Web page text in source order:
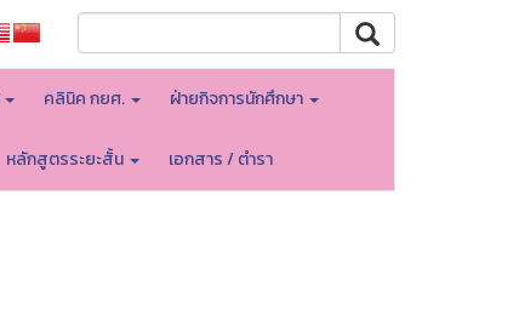
คลินิค กยศ. ฝ่ายกิจการนักศึกษา
หลักสูตรระยะสั้น เอกสาร / ตำรา